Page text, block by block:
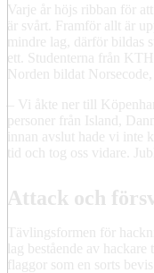
Varje år höjs ribban för
är svårt. Framför allt är
mindre lag, därför bildas
ett. Studenterna från
Norden bildat
– Vi åkte ner till
personer från Island,
innan avslut hade vi inte
tid och tog oss vidare.
Attack och
Tävlingsformen för
lag bestående av
flaggor som en sorts